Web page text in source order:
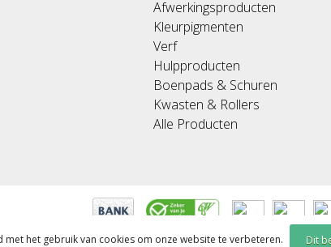
Afwerkingsproducten
Kleurpigmenten
Verf
Hulpproducten
Boenpads & Schuren
Kwasten & Rollers
Alle Producten
het gebruik van cookies om onze website te verbeteren. Dit